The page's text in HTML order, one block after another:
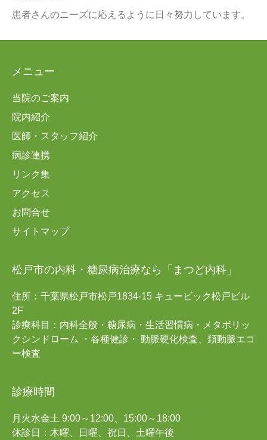
患者さんのニーズに応えるように日々努力しています。
メニュー
当院のご案内
院内紹介
医師・スタッフ紹介
病診連携
リンク集
アクセス
お問合せ
サイトマップ
松戸市の内科・糖尿病治療なら「まつど内科」
住所：千葉県松戸市松戸1834-15 キュービック松戸ビル
2F
診療科目：内科全般・糖尿病・生活習慣病・メタボリッ
クシンドローム ・各種健診・ 動脈硬化検査、頚動脈エコ
ー検査
診療時間
月火水金土 9:00～12:00、15:00～18:00
休診日：木曜、日曜、祝日、土曜午後